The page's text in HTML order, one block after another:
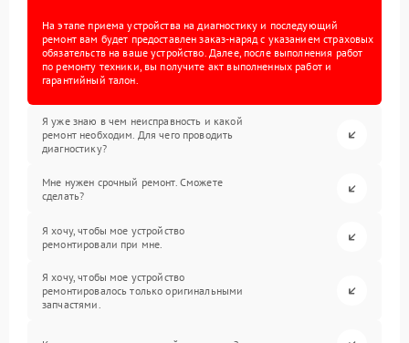
На этапе приема устройства на диагностику и последующий
ремонт вам будет предоставлен заказ-наряд с указанием страховых
обязательств на ваше устройство. Далее, после выполнения работ
по ремонту техники, вы получите акт выполненных работ и
гарантийный талон.
Я уже знаю в чем неисправность и какой
ремонт необходим. Для чего проводить
диагностику?
Мне нужен срочный ремонт. Сможете
сделать?
Я хочу, чтобы мое устройство
ремонтировали при мне.
Я хочу, чтобы мое устройство
ремонтировалось только оригинальными
запчастями.